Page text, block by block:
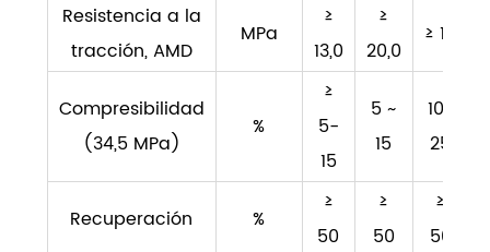
Resistencia a la
tracción, AMD
MPa
≥
13,0
≥
20,0
≥ 14
Compresibilidad
(34,5 MPa)
%
≥
5-
15
5 ~
15
10-
25
Recuperación %
≥
50
≥
50
≥
50